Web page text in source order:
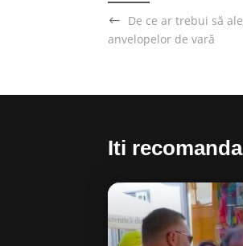
De ce ar trebui să
anvelopelor de vară
Iti